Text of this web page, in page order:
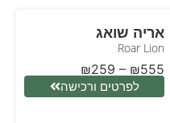
אריה שואג
Roar Lion
₪259 – ₪555
לפרטים ורכישה